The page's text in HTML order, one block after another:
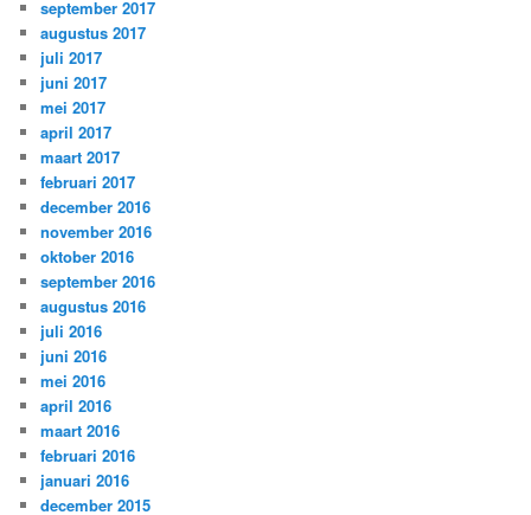
september 2017
augustus 2017
juli 2017
juni 2017
mei 2017
april 2017
maart 2017
februari 2017
december 2016
november 2016
oktober 2016
september 2016
augustus 2016
juli 2016
juni 2016
mei 2016
april 2016
maart 2016
februari 2016
januari 2016
december 2015